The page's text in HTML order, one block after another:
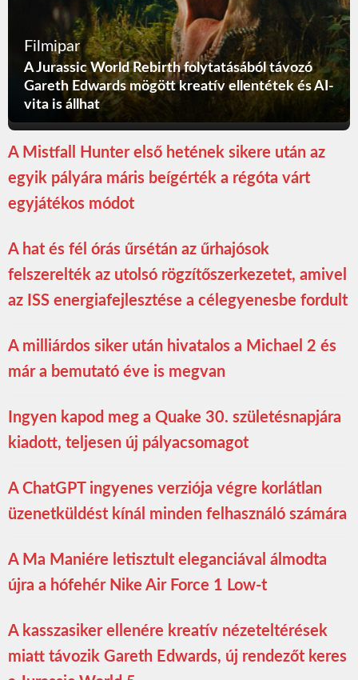
Filmipar
A Jurassic World Rebirth folytatásából távozó
Gareth Edwards mögött kreatív ellentétek és AI-
vita is állhat
A Mistfall Hunter első hetének sikere után az
egyik pályára máris beígérték a régóta várt
egyjátékos módot
A hat és fél órás űrsétán az űrhajósok
felszerelték az utolsó rögzítőszerkezetet, amivel
az ISS energiafejlesztése a célegyenesbe fordult
A milliárdos siker után hivatalos a Michael 2 és
már a bemutató éve is megvan
Ingyen kapod meg a Quake 30. születésnapjára
kiadott, teljesen új pályacsomagot
A ChatGPT ingyenes verziója végre korlátlan
üzenetküldést kínál minden felhasználó számára
A Ma Maniére letisztult eleganciával álmodta
újra a hófehér Nike Air Force 1 Low-t
A kasszasiker ellenére kreatív nézeteltérések
miatt távozik Gareth Edwards, új rendezőt keres